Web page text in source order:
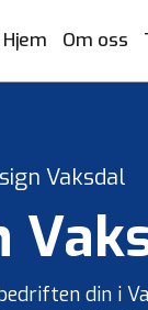
Hjem Om oss
Frontend utvikling
Backend utvikling
CMS utvikling
Få et
Vaksdal
din i